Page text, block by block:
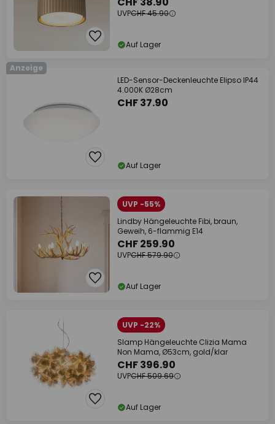
UVPCHF 45.90
Auf Lager
Anzeige
LED-Sensor-Deckenleuchte Elipso IP44
4.000K Ø28cm
CHF 37.90
Auf Lager
UVP -55%
Lindby Hängeleuchte Fibi, braun,
Geweih, 6-flammig E14
CHF 259.90
UVPCHF 579.90
Auf Lager
UVP -22%
Slamp Hängeleuchte Clizia Mama
Non Mama, Ø53cm, gold/klar
CHF 396.90
UVPCHF 509.69
Auf Lager